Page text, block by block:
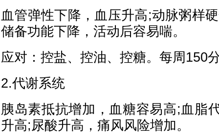
血管弹性下降，血压升高;动脉粥样
储备功能下降，活动后容易喘。
应对：控盐、控油、控糖。每周150
2.代谢系统
胰岛素抵抗增加，血糖容易高;血脂
升高;尿酸升高，痛风风险增加。